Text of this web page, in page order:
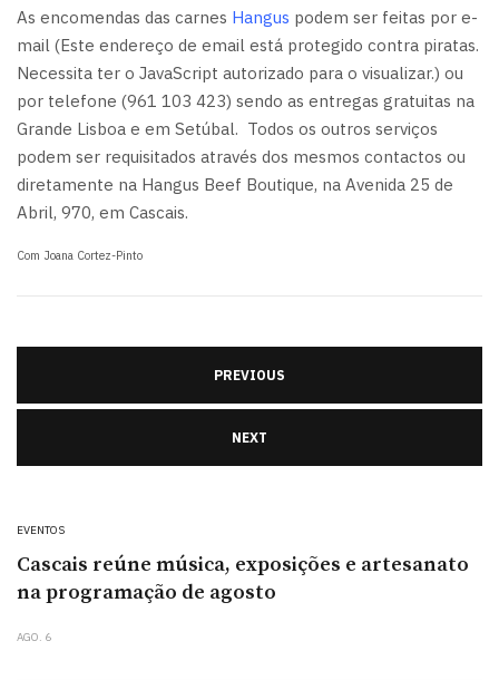
As encomendas das carnes Hangus podem ser feitas por e-
mail (Este endereço de email está protegido contra piratas.
Necessita ter o JavaScript autorizado para o visualizar.) ou
por telefone (961 103 423) sendo as entregas gratuitas na
Grande Lisboa e em Setúbal. Todos os outros serviços
podem ser requisitados através dos mesmos contactos ou
diretamente na Hangus Beef Boutique, na Avenida 25 de
Abril, 970, em Cascais.
Com Joana Cortez-Pinto
PREVIOUS
NEXT
EVENTOS
Cascais reúne música, exposições e artesanato
na programação de agosto
AGO. 6